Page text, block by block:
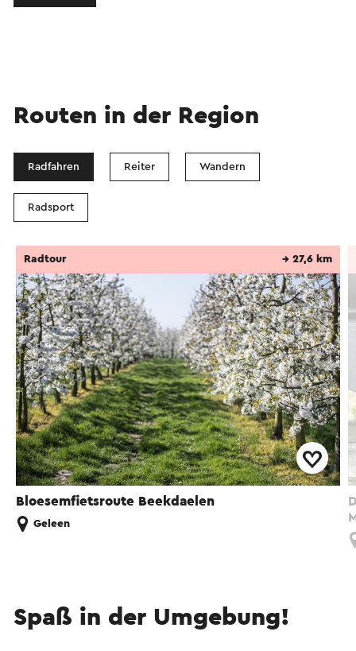
Routen in der Region
Radfahren Reiter Wandern
Radsport
Bloesemfietsroute Beekdaelen
Radtour → 27,6 km
Geleen
Spaß in der Umgebung!